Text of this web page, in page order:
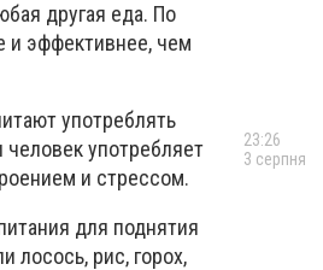
другая еда. По
и эффективнее, чем
употреблять
человек употребляет
и стрессом.
для поднятия
лосось, рис, горох,
23:26
3 серпня